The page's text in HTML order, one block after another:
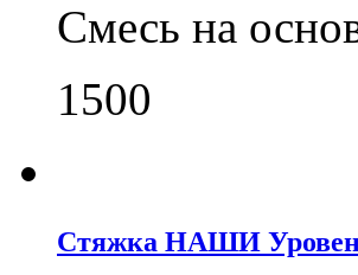
Cмесь на
1500
Стяжка НАШИ